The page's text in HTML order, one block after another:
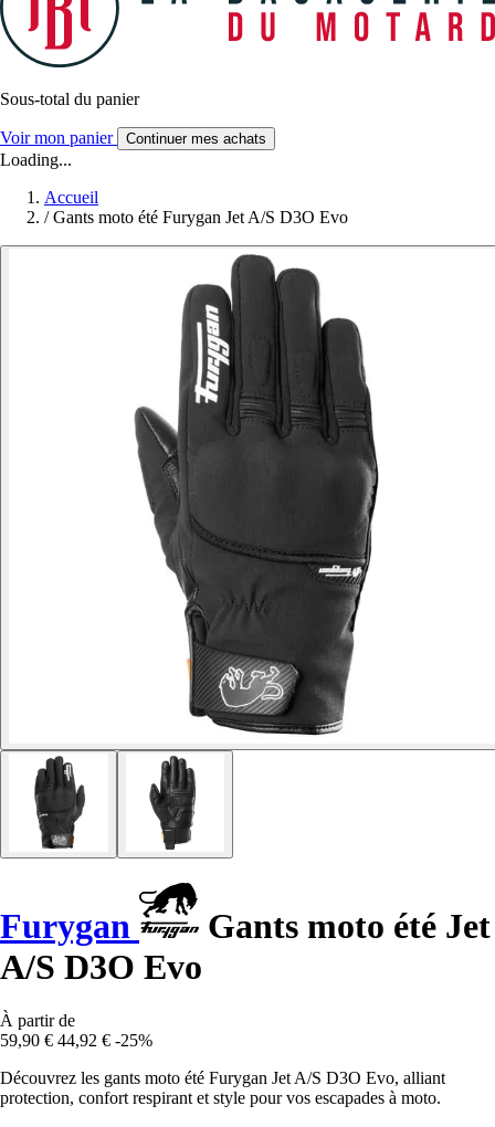
Sous-total du panier
Voir mon panier Continuer mes achats
Loading...
Accueil
/ Gants moto été Furygan Jet A/S D3O Evo
Furygan
Gants moto été Jet
A/S D3O Evo
À partir de
59,90 € 44,92 € -25%
Découvrez les gants moto été Furygan Jet A/S D3O Evo, alliant
protection, confort respirant et style pour vos escapades à moto.